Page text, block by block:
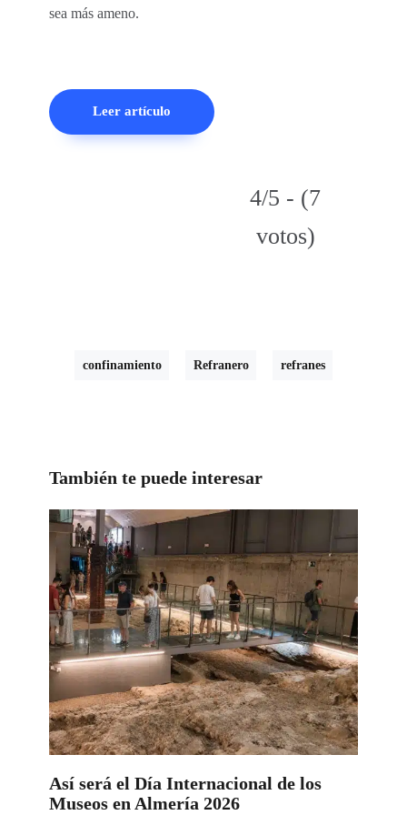
sea más ameno.
Leer artículo
4/5 - (7
votos)
confinamiento Refranero refranes
También te puede interesar
Así será el Día Internacional de los
Museos en Almería 2026